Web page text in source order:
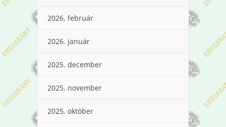
2026. február
2026. január
2025. december
2025. november
2025. október